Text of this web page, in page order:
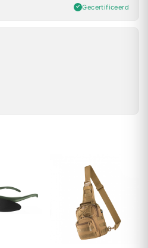
Gecertificeerd